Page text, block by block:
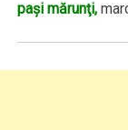
paşi mărunţi,